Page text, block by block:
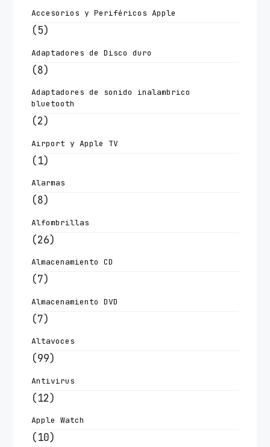
Accesorios y Periféricos Apple
(5)
Adaptadores de Disco duro
(8)
Adaptadores de sonido inalambrico
bluetooth
(2)
Airport y Apple TV
(1)
Alarmas
(8)
Alfombrillas
(26)
Almacenamiento CD
(7)
Almacenamiento DVD
(7)
Altavoces
(99)
Antivirus
(12)
Apple Watch
(10)